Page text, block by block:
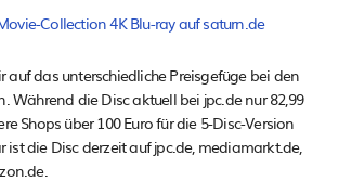
Collection 4K Blu-ray auf saturn.de
auf das unterschiedliche Preisgefüge bei den
Während die Disc aktuell bei jpc.de nur 82,99
Shops über 100 Euro für die 5-Disc-Version
ist die Disc derzeit auf jpc.de, mediamarkt.de,